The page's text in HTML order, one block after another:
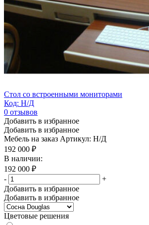
Стол со встроенными мониторами
Код: Н/Д
0 отзывов
Добавить в избранное
Добавить в избранное
Мебель на заказ Артикул: Н/Д
192 000 ₽
В наличии:
192 000 ₽
-
+
Добавить в избранное
Добавить в избранное
Цветовые решения